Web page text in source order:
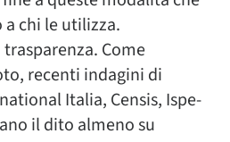
chi le utilizza.
Come
recenti indagini di
Italia, Censis, Ispe-
il dito almeno su